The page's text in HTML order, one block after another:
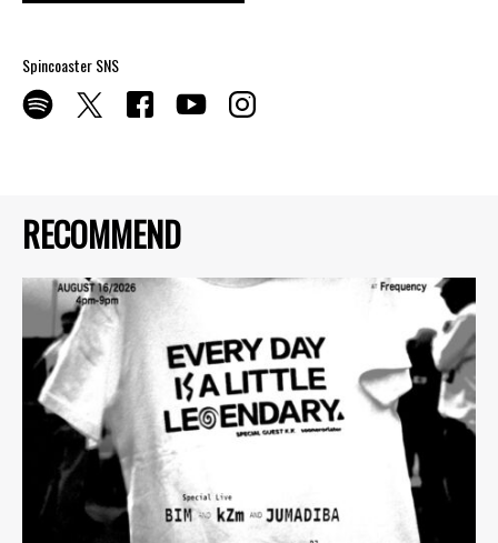
RECOMMEND
Spincoaster SNS